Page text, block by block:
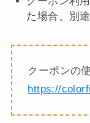
た場合、別
クーポンの
https://